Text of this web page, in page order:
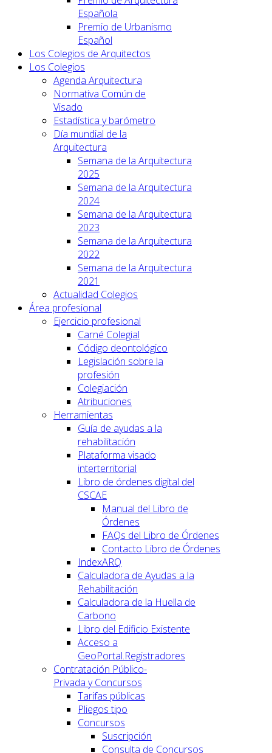
Española
Premio de Urbanismo
Español
Los Colegios de Arquitectos
Los Colegios
Agenda Arquitectura
Normativa Común de
Visado
Estadística y barómetro
Día mundial de la
Arquitectura
Semana de la Arquitectura
2025
Semana de la Arquitectura
2024
Semana de la Arquitectura
2023
Semana de la Arquitectura
2022
Semana de la Arquitectura
2021
Actualidad Colegios
Área profesional
Ejercicio profesional
Carné Colegial
Código deontológico
Legislación sobre la
profesión
Colegiación
Atribuciones
Herramientas
Guía de ayudas a la
rehabilitación
Plataforma visado
interterritorial
Libro de órdenes digital del
CSCAE
Manual del Libro de
Órdenes
FAQs del Libro de Órdenes
Contacto Libro de Órdenes
IndexARQ
Calculadora de Ayudas a la
Rehabilitación
Calculadora de la Huella de
Carbono
Libro del Edificio Existente
Acceso a
GeoPortal.Registradores
Contratación Público-
Privada y Concursos
Tarifas públicas
Pliegos tipo
Concursos
Suscripción
Consulta de Concursos